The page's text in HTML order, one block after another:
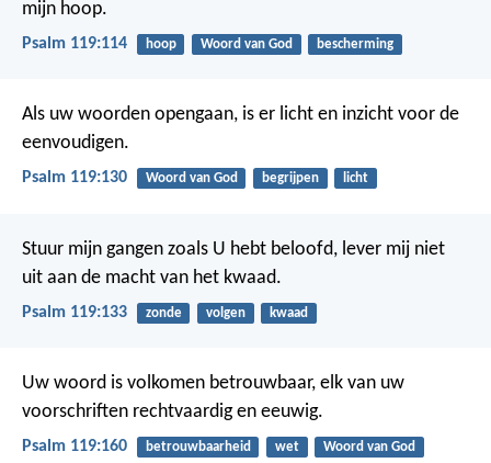
mijn hoop.
Psalm 119:114 hoop Woord van God bescherming
Als uw woorden opengaan, is er licht en inzicht voor de
eenvoudigen.
Psalm 119:130 Woord van God begrijpen licht
Stuur mijn gangen zoals U hebt beloofd, lever mij niet
uit aan de macht van het kwaad.
Psalm 119:133 zonde volgen kwaad
Uw woord is volkomen betrouwbaar, elk van uw
voorschriften rechtvaardig en eeuwig.
Psalm 119:160 betrouwbaarheid wet Woord van God